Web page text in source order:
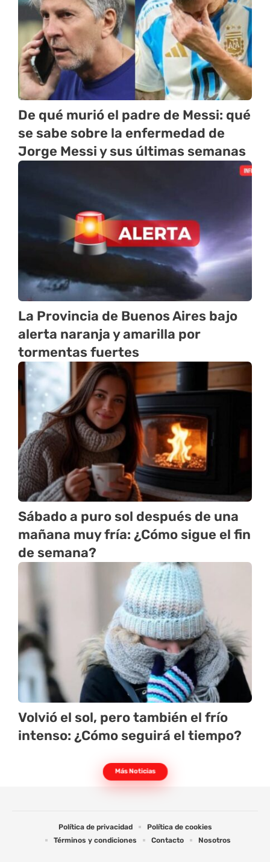
De qué murió el padre de Messi: qué
se sabe sobre la enfermedad de
Jorge Messi y sus últimas semanas
La Provincia de Buenos Aires bajo
alerta naranja y amarilla por
tormentas fuertes
Sábado a puro sol después de una
mañana muy fría: ¿Cómo sigue el fin
de semana?
Volvió el sol, pero también el frío
intenso: ¿Cómo seguirá el tiempo?
Más Noticias
Política de privacidad
Política de cookies
Términos y condiciones
Contacto Nosotros